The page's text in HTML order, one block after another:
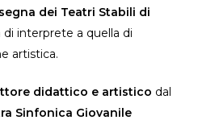
dei Teatri Stabili di
di interprete a quella di
artistica.
didattico e artistico dal
Sinfonica Giovanile